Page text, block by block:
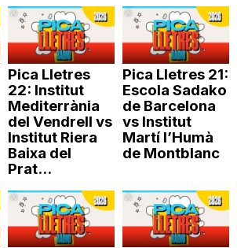
Pica Lletres
22: Institut
Mediterrània
del Vendrell vs
Institut Riera
Baixa del
Prat...
Pica Lletres 21:
Escola Sadako
de Barcelona
vs Institut
Martí l’Humà
de Montblanc